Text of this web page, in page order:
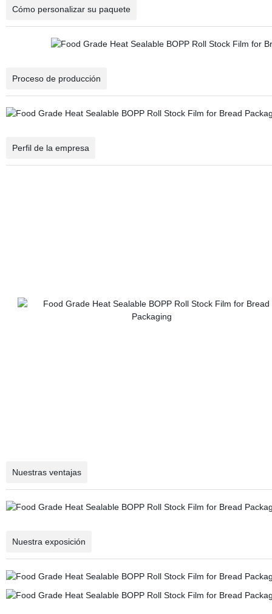
Cómo personalizar su paquete
Proceso de producción
Perfil de la empresa
Nuestras ventajas
Nuestra exposición